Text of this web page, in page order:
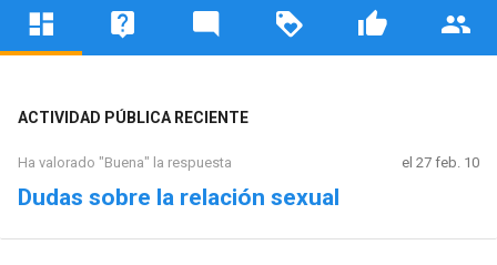
ACTIVIDAD PÚBLICA RECIENTE
Ha valorado "Buena" la respuesta el 27 feb. 10
Dudas sobre la relación sexual